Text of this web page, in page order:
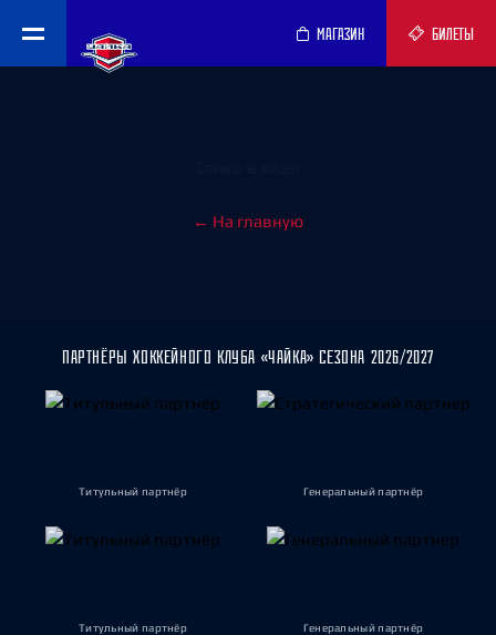
МАГАЗИН БИЛЕТЫ
← На главную
ПАРТНЁРЫ ХОККЕЙНОГО КЛУБА «ЧАЙКА» СЕЗОНА 2026/2027
Титульный партнёр Генеральный партнёр
Титульный партнёр Генеральный партнёр